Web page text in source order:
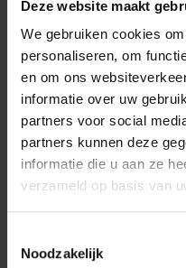
Deze website maakt
We gebruiken cookies
personaliseren, om
en om ons
informatie over uw
partners voor social
partners kunnen deze
informatie die u aan ze
verzameld op basis van
Noodzakelijk
Terug naar vorige pagina
Dé specialist podiumtechniek;
Kleine Tocht 32 1507 CA
Zaandam
info@podiumtechniek.nl
Volg ons op Instagram